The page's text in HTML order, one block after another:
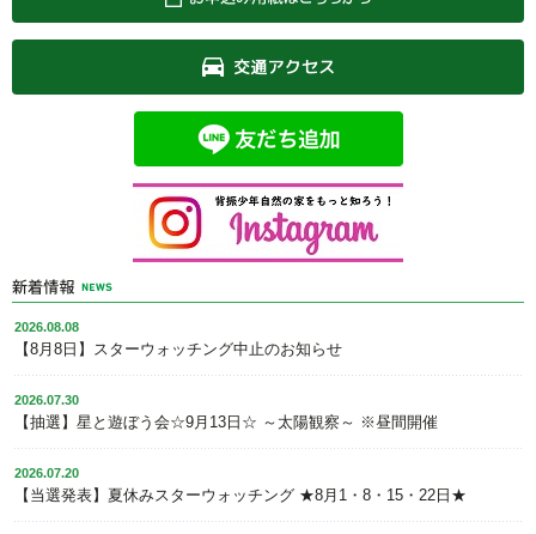
2026.08.08
【8月8日】スターウォッチング中止のお知らせ
2026.07.30
【抽選】星と遊ぼう会☆9月13日☆ ～太陽観察～ ※昼間開催
2026.07.20
【当選発表】夏休みスターウォッチング ★8月1・8・15・22日★